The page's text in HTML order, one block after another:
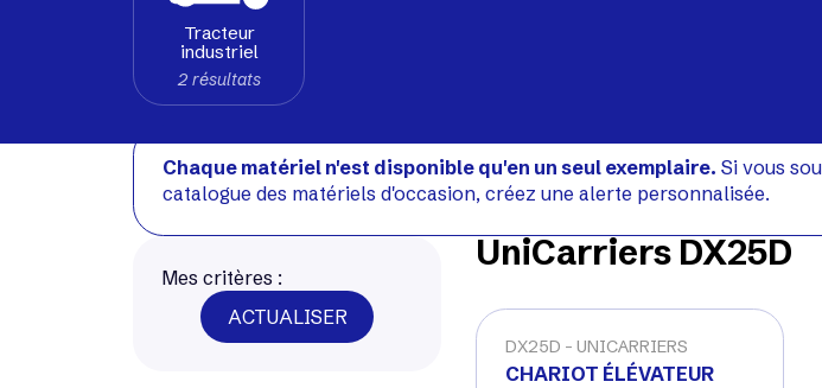
Tracteur
industriel
2 résultats
Chaque matériel n'est disponible qu'en un seul exemplaire. Si vous
catalogue des matériels d'occasion, créez une alerte personnalisée.
Mes critères :
ACTUALISER
UniCarriers DX25D
CHARIOT ÉLÉVATEUR
UNICARRIERS
DX25D